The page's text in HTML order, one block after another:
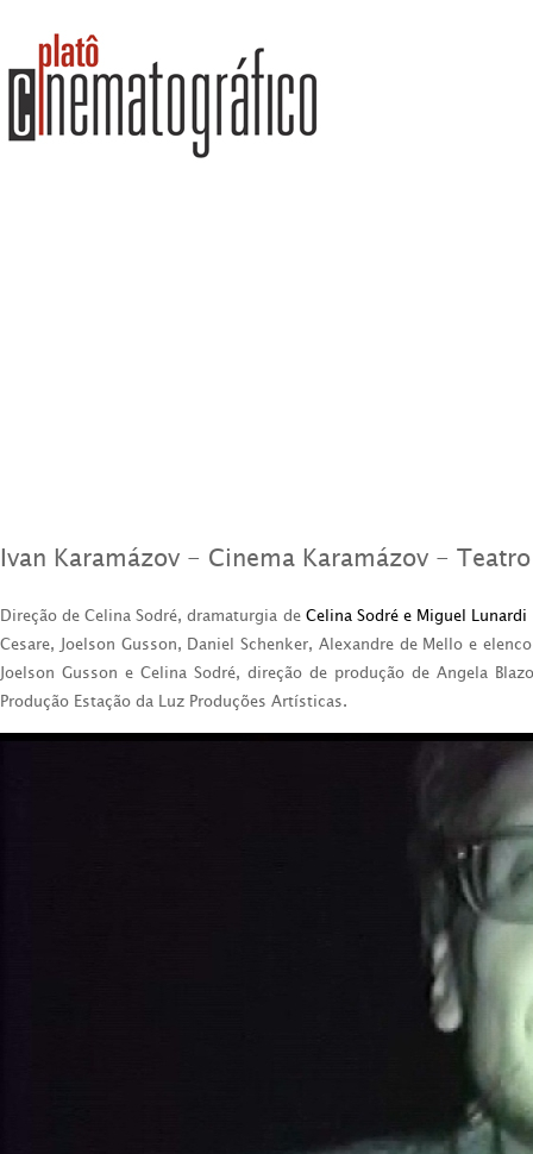
Ivan Karamázov - Cinema Karamázov - Teatro
Direção de Celina Sodré, dramaturgia de Celina Sodré e Miguel Lunardi
Cesare, Joelson Gusson, Daniel Schenker, Alexandre de Mello e
Joelson Gusson e Celina Sodré, direção de produção de Angela
Produção Estação da Luz Produções Artísticas.